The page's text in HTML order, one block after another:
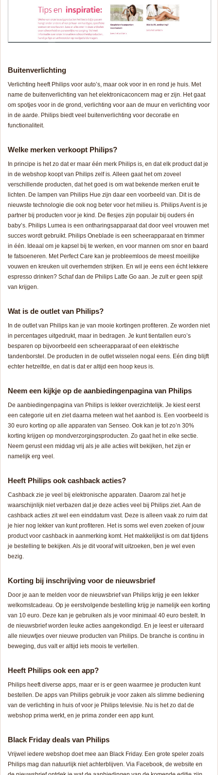
Buitenverlichting
Verlichting heeft Philips voor auto’s, maar ook voor in en rond je huis. Met
name de buitenverlichting van het elektronicaconcern mag er zijn. Het gaat
om spotjes voor in de grond, verlichting voor aan de muur en verlichting voor
in de aarde. Philips biedt veel buitenverlichting voor decoratie en
functionaliteit.
Welke merken verkoopt Philips?
In principe is het zo dat er maar één merk Philips is, en dat elk product dat je
in de webshop koopt van Philips zelf is. Alleen gaat het om zoveel
verschillende producten, dat het goed is om wat bekende merken eruit te
lichten. De lampen van Philips Hue zijn daar een voorbeeld van. Dit is de
nieuwste technologie die ook nog beter voor het milieu is. Philips Avent is je
partner bij producten voor je kind. De flesjes zijn populair bij ouders én
baby’s. Philips Lumea is een ontharingsapparaat dat door veel vrouwen met
succes wordt gebruikt. Philips Oneblade is een scheerapparaat en trimmer
in één. Ideaal om je kapsel bij te werken, en voor mannen om snor en baard
te fatsoeneren. Met Perfect Care kan je probleemloos de meest moeilijke
vouwen en kreuken uit overhemden strijken. En wil je eens een écht lekkere
espresso drinken? Schaf dan de Philips Latte Go aan. Je zult er geen spijt
van krijgen.
Wat is de outlet van Philips?
In de outlet van Philips kan je van mooie kortingen profiteren. Ze worden niet
in percentages uitgedrukt, maar in bedragen. Je kunt tientallen euro’s
besparen op bijvoorbeeld een scheerapparaat of een elektrische
tandenborstel. De producten in de outlet wisselen nogal eens. Eén ding blijft
echter hetzelfde, en dat is dat er altijd een hoop keus is.
Neem een kijkje op de aanbiedingenpagina van Philips
De aanbiedingenpagina van Philips is lekker overzichtelijk. Je kiest eerst
een categorie uit en ziet daarna meteen wat het aanbod is. Een voorbeeld is
30 euro korting op alle apparaten van Senseo. Ook kan je tot zo’n 30%
korting krijgen op mondverzorgingsproducten. Zo gaat het in elke sectie.
Neem gerust een middag vrij als je alle acties wilt bekijken, het zijn er
namelijk erg veel.
Heeft Philips ook cashback acties?
Cashback zie je veel bij elektronische apparaten. Daarom zal het je
waarschijnlijk niet verbazen dat je deze acties veel bij Philips ziet. Aan de
cashback acties zit wel een einddatum vast. Deze is alleen vaak zo ruim dat
je hier nog lekker van kunt profiteren. Het is soms wel even zoeken of jouw
product voor cashback in aanmerking komt. Het makkelijkst is om dat tijdens
je bestelling te bekijken. Als je dit vooraf wilt uitzoeken, ben je wel even
bezig.
Korting bij inschrijving voor de nieuwsbrief
Door je aan te melden voor de nieuwsbrief van Philips krijg je een lekker
welkomstcadeau. Op je eerstvolgende bestelling krijg je namelijk een korting
van 10 euro. Deze kan je gebruiken als je voor minimaal 40 euro bestelt. In
de nieuwsbrief worden leuke acties aangekondigd. En je leest er uiteraard
alle nieuwtjes over nieuwe producten van Philips. De branche is continu in
beweging, dus valt er altijd iets moois te vertellen.
Heeft Philips ook een app?
Philips heeft diverse apps, maar er is er geen waarmee je producten kunt
bestellen. De apps van Philips gebruik je voor zaken als slimme bediening
van de verlichting in huis of voor je Philips televisie. Nu is het zo dat de
webshop prima werkt, en je prima zonder een app kunt.
Black Friday deals van Philips
Vrijwel iedere webshop doet mee aan Black Friday. Een grote speler zoals
Philips mag dan natuurlijk niet achterblijven. Via Facebook, de website en